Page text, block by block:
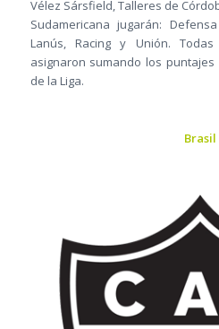
Vélez Sársfield, Talleres de
Sudamericana jugarán:
Lanús, Racing y Unión.
asignaron sumando los
de la Liga.
Brasil